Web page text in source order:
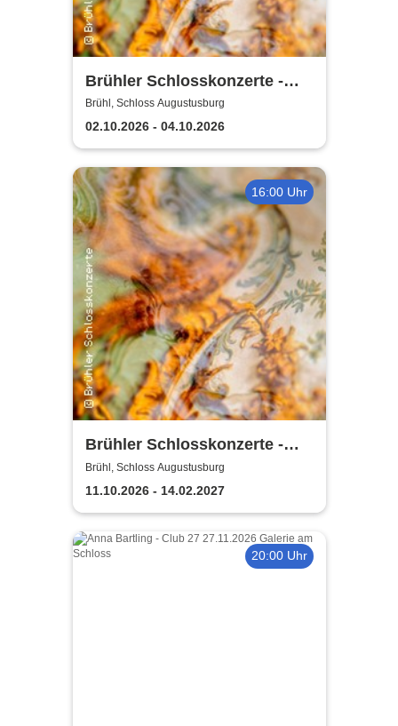
Brühler Schlosskonzerte -
Haydn-Festival 2026
Brühl, Schloss Augustusburg
02.10.2026 - 04.10.2026
16:00 Uhr
Brühler Schlosskonzerte -
Bach um vier 2026/27
Brühl, Schloss Augustusburg
11.10.2026 - 14.02.2027
20:00 Uhr